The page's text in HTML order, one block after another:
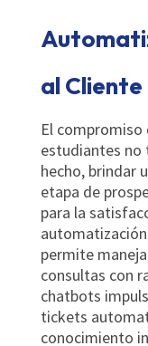
al Cliente
El compromiso
estudiantes no
hecho, brindar
etapa de
para la
permite
consultas con
chatbots
tickets
conocimiento